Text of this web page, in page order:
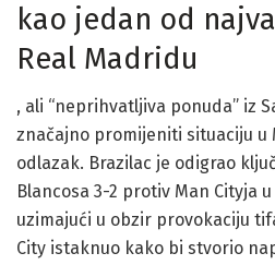
kao jedan od
Real Madridu
, ali “neprihvatljiva ponuda” iz
značajno promijeniti situaciju u
odlazak. Brazilac je odigrao
Blancosa 3-2 protiv Man Cityja
uzimajući u obzir provokaciju
City istaknuo kako bi stvorio